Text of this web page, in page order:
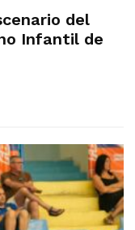
del
Infantil de